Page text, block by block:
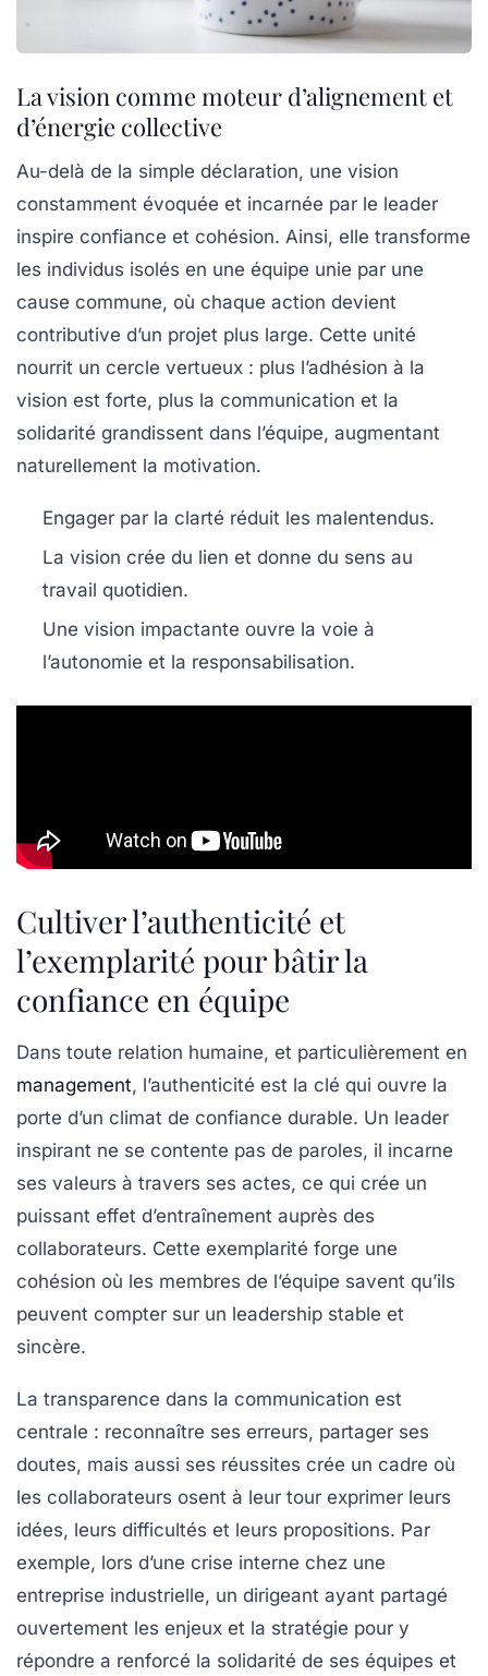
La vision comme moteur d’alignement et
d’énergie collective
Au-delà de la simple déclaration, une vision
constamment évoquée et incarnée par le leader
inspire confiance et cohésion. Ainsi, elle transforme
les individus isolés en une équipe unie par une
cause commune, où chaque action devient
contributive d’un projet plus large. Cette unité
nourrit un cercle vertueux : plus l’adhésion à la
vision est forte, plus la communication et la
solidarité grandissent dans l’équipe, augmentant
naturellement la motivation.
Engager par la clarté réduit les malentendus.
La vision crée du lien et donne du sens au
travail quotidien.
Une vision impactante ouvre la voie à
l’autonomie et la responsabilisation.
Cultiver l’authenticité et
l’exemplarité pour bâtir la
confiance en équipe
Dans toute relation humaine, et particulièrement en
management, l’authenticité est la clé qui ouvre la
porte d’un climat de confiance durable. Un leader
inspirant ne se contente pas de paroles, il incarne
ses valeurs à travers ses actes, ce qui crée un
puissant effet d’entraînement auprès des
collaborateurs. Cette exemplarité forge une
cohésion où les membres de l’équipe savent qu’ils
peuvent compter sur un leadership stable et
sincère.
La transparence dans la communication est
centrale : reconnaître ses erreurs, partager ses
doutes, mais aussi ses réussites crée un cadre où
les collaborateurs osent à leur tour exprimer leurs
idées, leurs difficultés et leurs propositions. Par
exemple, lors d’une crise interne chez une
entreprise industrielle, un dirigeant ayant partagé
ouvertement les enjeux et la stratégie pour y
répondre a renforcé la solidarité de ses équipes et